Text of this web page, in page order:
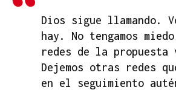
Dios sigue llamando.
hay. No tengamos
redes de la propuesta
Dejemos otras redes
en el seguimiento